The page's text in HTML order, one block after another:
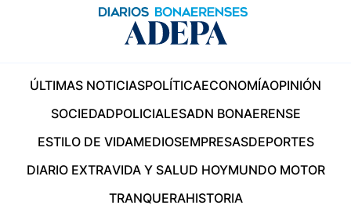
ÚLTIMAS NOTICIASPOLÍTICAECONOMÍAOPINIÓN
SOCIEDADPOLICIALESADN BONAERENSE
ESTILO DE VIDAMEDIOSEMPRESASDEPORTES
DIARIO EXTRAVIDA Y SALUD HOYMUNDO MOTOR
TRANQUERAHISTORIA